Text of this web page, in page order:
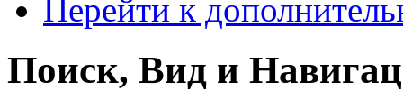
Перейти к
Поиск, Вид и